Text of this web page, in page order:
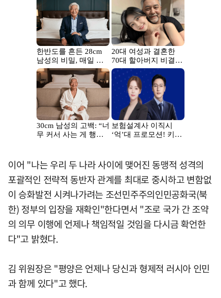
이어 "나는 우리 두 나라 사이에 맺어진 동맹적 성격의
포괄적인 전략적 동반자 관계를 최대로 중시하고 변함없
이 승화발전 시켜나가려는 조선민주주의인민공화국(북
한) 정부의 입장을 재확인"한다면서 "조로 국가 간 조약
의 의무 이행에 언제나 책임적일 것임을 다시금 확언한
다"고 밝혔다.
김 위원장은 "평양은 언제나 당신과 형제적 러시아 인민
과 함께 있다"고 했다.